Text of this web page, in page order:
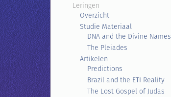
Leringen
Overzicht
Studie Materiaal
DNA and the Divine Names
The Pleiades
Artikelen
Predictions
Brazil and the ETI Reality
The Lost Gospel of Judas